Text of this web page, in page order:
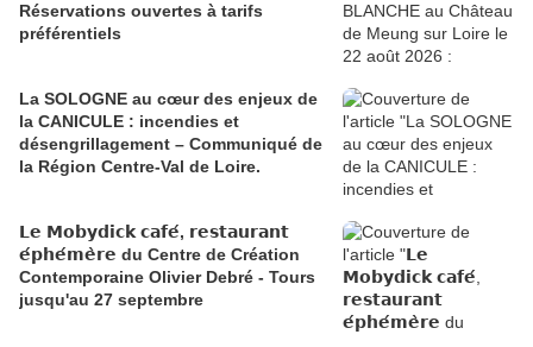
Réservations ouvertes à tarifs
préférentiels
La SOLOGNE au cœur des enjeux de
la CANICULE : incendies et
désengrillagement – Communiqué de
la Région Centre-Val de Loire.
𝗟𝗲 𝗠𝗼𝗯𝘆𝗱𝗶𝗰𝗸 𝗰𝗮𝗳𝗲́, 𝗿𝗲𝘀𝘁𝗮𝘂𝗿𝗮𝗻𝘁
𝗲́𝗽𝗵𝗲́𝗺𝗲̀𝗿𝗲 du Centre de Création
Contemporaine Olivier Debré - Tours
jusqu'au 27 septembre